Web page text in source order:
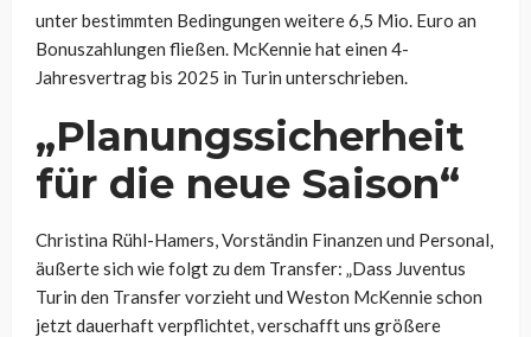
unter bestimmten Bedingungen weitere 6,5 Mio. Euro an
Bonuszahlungen fließen. McKennie hat einen 4-
Jahresvertrag bis 2025 in Turin unterschrieben.
„Planungssicherheit
für die neue Saison“
Christina Rühl-Hamers, Vorständin Finanzen und Personal,
äußerte sich wie folgt zu dem Transfer: „Dass Juventus
Turin den Transfer vorzieht und Weston McKennie schon
jetzt dauerhaft verpflichtet, verschafft uns größere